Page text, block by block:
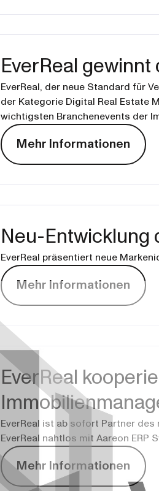
EverReal
EverReal, der neue Standard für
der Kategorie Digital Real Estate
wichtigsten Branchenevents der
Mehr Informationen
Neu-Entwicklung
EverReal präsentiert neue
Mehr Informationen
EverReal
EverReal ist ab sofort Partner
EverReal nahtlos mit Aareon ERP
Mehr Informationen